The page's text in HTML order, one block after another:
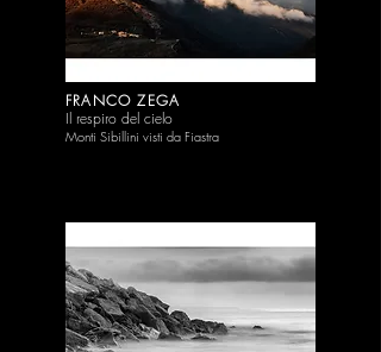
FRANCO ZEGA
Il respiro del cielo
Monti Sibillini visti da Fiastra